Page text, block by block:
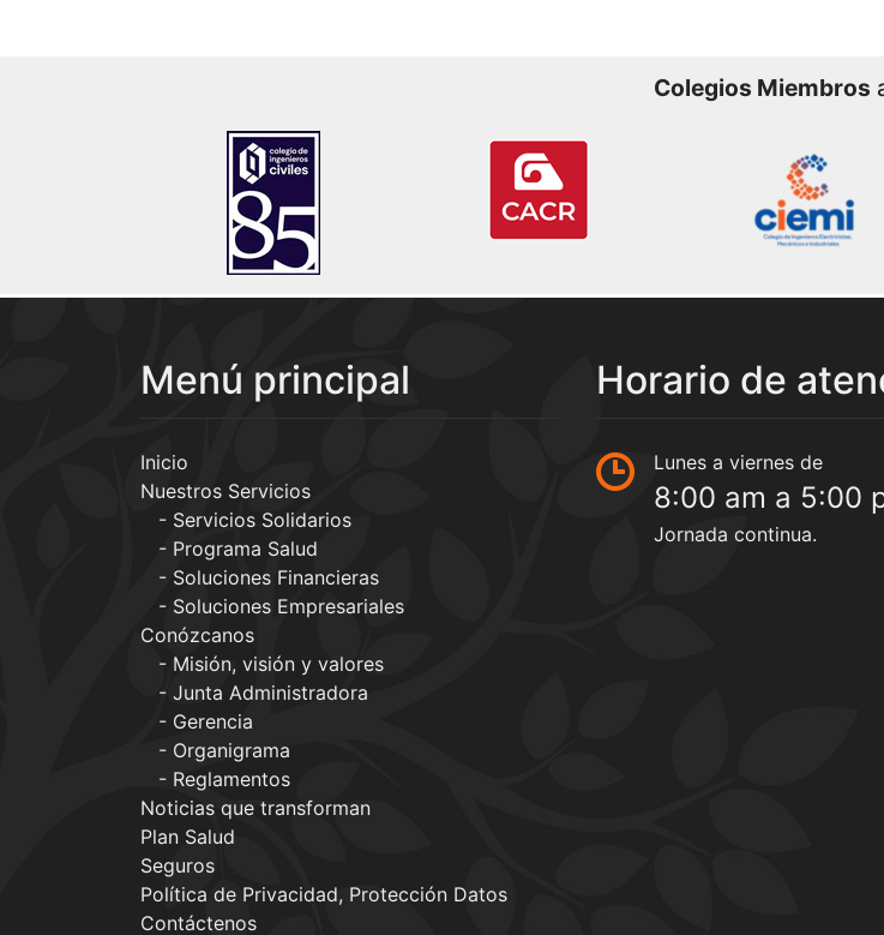
Colegios Miembros
Menú principal
Inicio
Nuestros Servicios
Servicios Solidarios
Programa Salud
Soluciones Financieras
Soluciones Empresariales
Conózcanos
Misión, visión y valores
Junta Administradora
Gerencia
Organigrama
Reglamentos
Noticias que transforman
Plan Salud
Seguros
Política de Privacidad, Protección Datos
Contáctenos
Horario de
Lunes a viernes de
8:00 am a 5:00
Jornada continua.